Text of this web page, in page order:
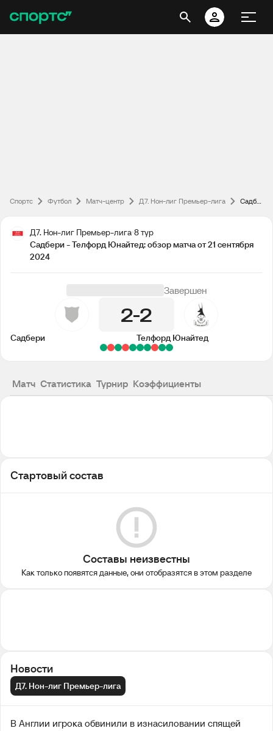
Спортс Футбол Матч-центр Д7. Нон-лиг Премьер-лига Садбери - Телфорд Юнайтед: обзор матча от 21 сентября 2024
Д7. Нон-лиг Премьер-лига 8 тур
Садбери - Телфорд Юнайтед: обзор матча от 21 сентября
2024
Завершен
2 2
Садбери Телфорд Юнайтед
Матч Статистика Турнир Коэффициенты
Стартовый состав
Составы неизвестны
Как только появятся данные, они отобразятся в этом разделе
Новости
Д7. Нон-лиг Премьер-лига
В Англии игрока обвинили в изнасиловании спящей